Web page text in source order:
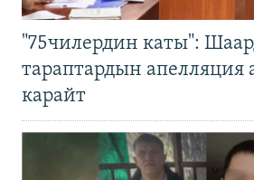
"75чилердин каты":
тараптардын апелляция
карайт